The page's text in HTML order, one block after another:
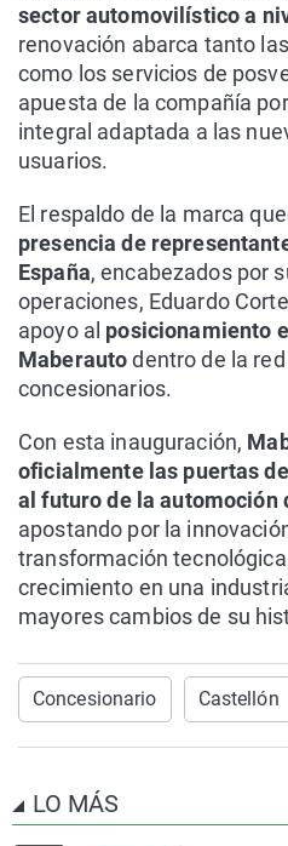
sector automovilístico a
renovación abarca tanto
como los servicios de
apuesta de la compañía
integral adaptada a las
usuarios.
El respaldo de la marca
presencia de
España, encabezados por
operaciones, Eduardo
apoyo al posicionamiento
Maberautodentro de la
concesionarios.
Con esta inauguración,
oficialmente las puertas
al futuro de la automoción
apostando por la
transformación
crecimiento en una
mayores cambios de su
Concesionario Castellón
LO MÁS